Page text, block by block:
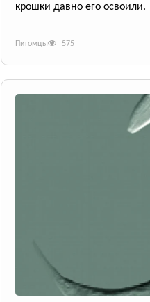
крошки давно его освоили.
Питомцы 575